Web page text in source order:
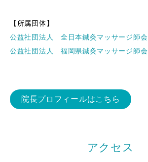
【所属団体】
公益社団法人 全日本鍼灸マッサージ師会
公益社団法人 福岡県鍼灸マッサージ師会
院長プロフィールはこちら
アクセス